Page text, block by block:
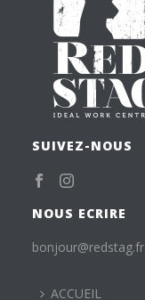
SUIVEZ-NOUS
NOUS ECRIRE
bonjour@redstag.fr
ACCUEIL